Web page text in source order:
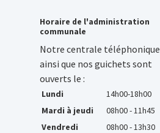
Horaire de l'administration
communale
Notre centrale téléphonique
ainsi que nos guichets sont
ouverts le :
Lundi
14h00-18h00
Mardi à jeudi
08h00 - 11h45
Vendredi
08h00 - 13h30